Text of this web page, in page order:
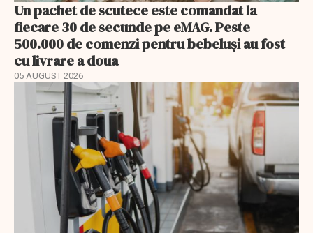
Un pachet de scutece este comandat la
fiecare 30 de secunde pe eMAG. Peste
500.000 de comenzi pentru bebeluși au fost
cu livrare a doua
05 AUGUST 2026